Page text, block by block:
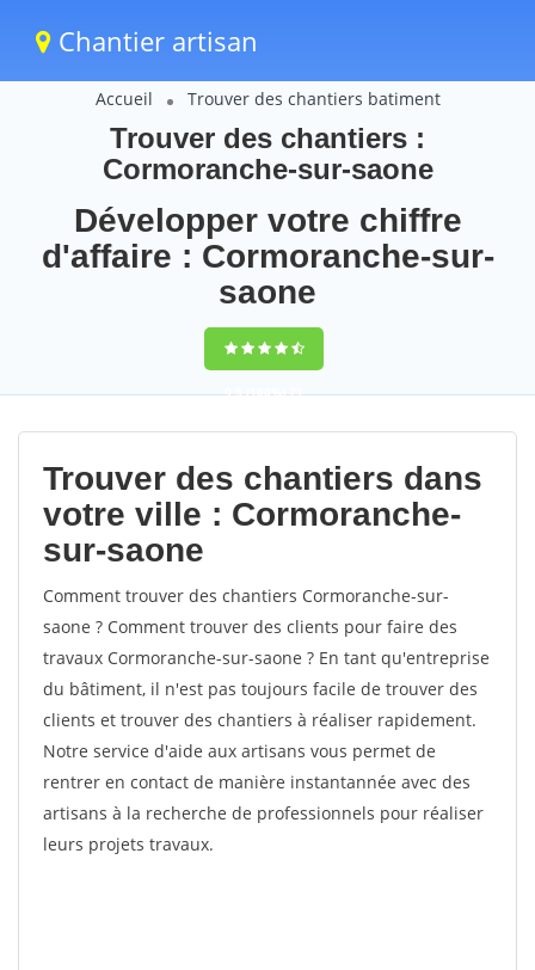
Chantier artisan
Accueil Trouver des chantiers batiment
Trouver des chantiers :
Cormoranche-sur-saone
Développer votre chiffre
d'affaire : Cormoranche-sur-
saone
9,5(100%)71
votes
Trouver des chantiers dans
votre ville : Cormoranche-
sur-saone
Comment trouver des chantiers Cormoranche-sur-
saone ? Comment trouver des clients pour faire des
travaux Cormoranche-sur-saone ? En tant qu'entreprise
du bâtiment, il n'est pas toujours facile de trouver des
clients et trouver des chantiers à réaliser rapidement.
Notre service d'aide aux artisans vous permet de
rentrer en contact de manière instantannée avec des
artisans à la recherche de professionnels pour réaliser
leurs projets travaux.